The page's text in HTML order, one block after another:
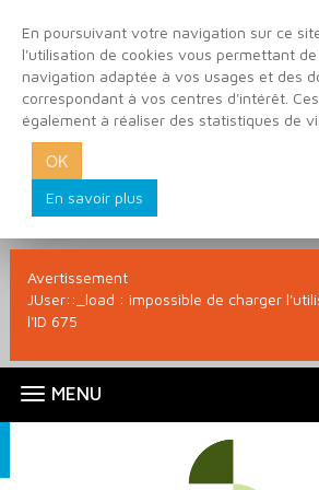
En poursuivant votre navigation sur ce
l'utilisation de cookies vous permettant
navigation adaptée à vos usages et des
correspondant à vos centres d'intérêt.
également à réaliser des statistiques de
OK
En savoir plus
Avertissement
JUser::_load : impossible de charger
l'ID 675
Accéder
Accéder
Accéder
Atelier
Mon
Sécurité. Pour accéder au portail de votre
de confirmer que vous n'êtes pas un robot
Menu
principal
Ouvrir
la